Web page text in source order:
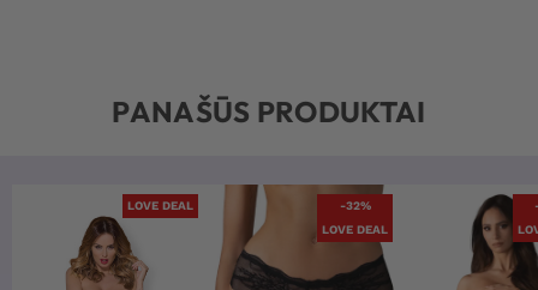
PANAŠŪS PRODUKTAI
LOVE DEAL
-32%
LOVE DEAL